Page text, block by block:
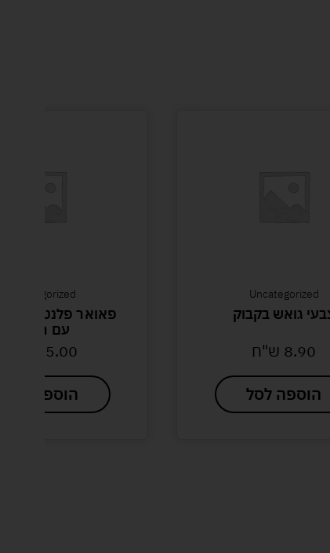
Uncategorized
גואש בקבוק
8.90 ש"ח
הוספה לסל
Uncategorized
פאואר פלנט שוטר
עם רמזור
15.00
הוספה לסל